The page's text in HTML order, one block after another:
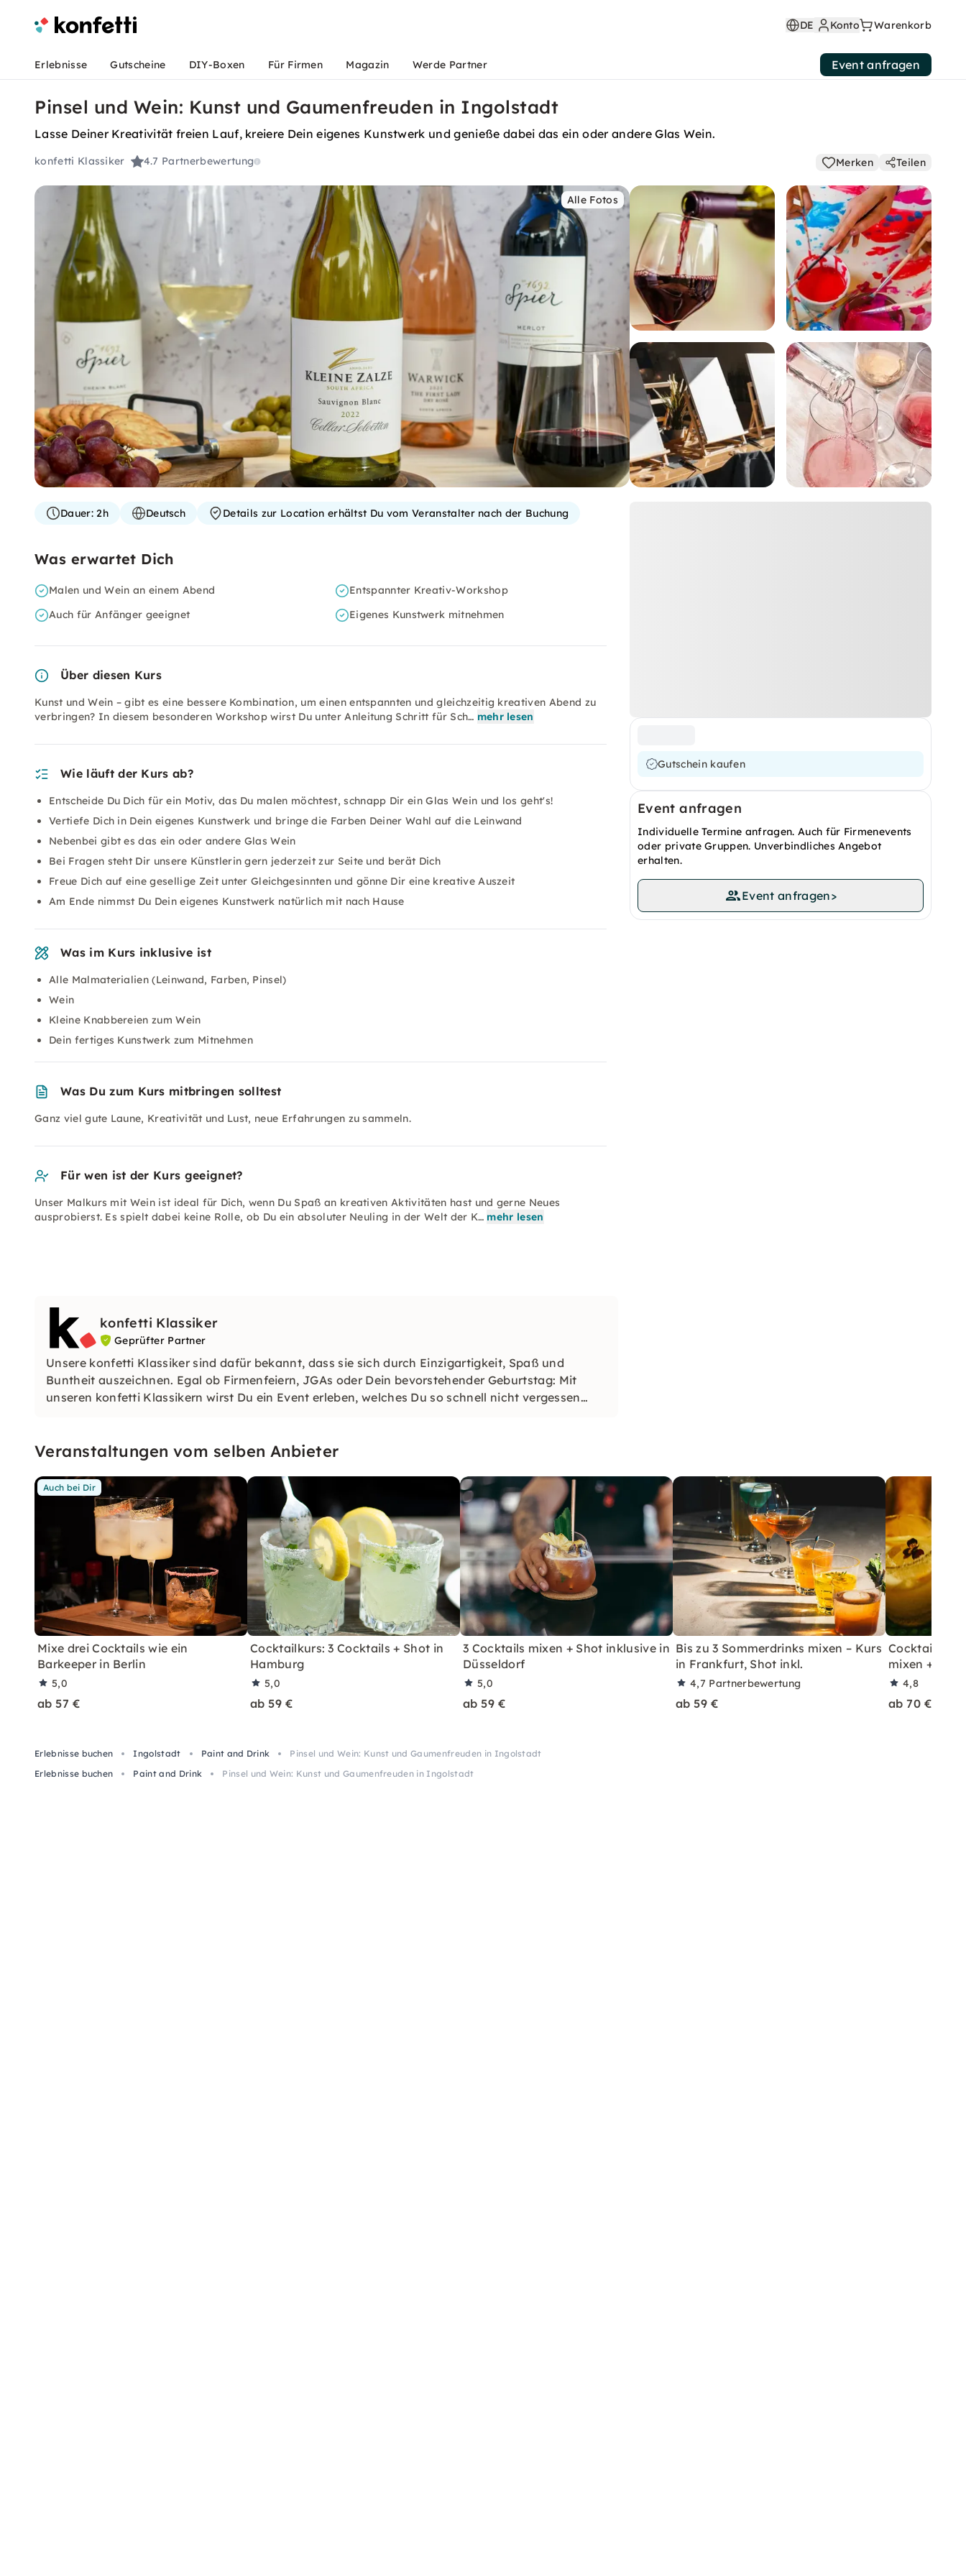
DE Konto Warenkorb
Erlebnisse Gutscheine DIY-Boxen Für Firmen Magazin Werde Partner Event anfragen
Pinsel und Wein: Kunst und Gaumenfreuden in Ingolstadt
Lasse Deiner Kreativität freien Lauf, kreiere Dein eigenes Kunstwerk und genieße dabei das ein oder andere Glas Wein.
konfetti Klassiker 4.7 Partnerbewertung Merken Teilen
Alle Fotos
Gutschein kaufen
Event anfragen
Individuelle Termine anfragen. Auch für Firmenevents
oder private Gruppen. Unverbindliches Angebot
erhalten.
Event anfragen>
Dauer:2h Deutsch Details zur Location erhältst Du vom Veranstalter nach der Buchung
Was erwartet Dich
Malen und Wein an einem Abend
Entspannter Kreativ-Workshop
Auch für Anfänger geeignet
Eigenes Kunstwerk mitnehmen
Über diesen Kurs
Kunst und Wein – gibt es eine bessere Kombination, um einen entspannten und gleichzeitig kreativen Abend zu
verbringen? In diesem besonderen Workshop wirst Du unter Anleitung Schritt für Sch… mehr lesen
Wie läuft der Kurs ab?
Entscheide Du Dich für ein Motiv, das Du malen möchtest, schnapp Dir ein Glas Wein und los geht's!
Vertiefe Dich in Dein eigenes Kunstwerk und bringe die Farben Deiner Wahl auf die Leinwand
Nebenbei gibt es das ein oder andere Glas Wein
Bei Fragen steht Dir unsere Künstlerin gern jederzeit zur Seite und berät Dich
Freue Dich auf eine gesellige Zeit unter Gleichgesinnten und gönne Dir eine kreative Auszeit
Am Ende nimmst Du Dein eigenes Kunstwerk natürlich mit nach Hause
Was im Kurs inklusive ist
Alle Malmaterialien (Leinwand, Farben, Pinsel)
Wein
Kleine Knabbereien zum Wein
Dein fertiges Kunstwerk zum Mitnehmen
Was Du zum Kurs mitbringen solltest
Ganz viel gute Laune, Kreativität und Lust, neue Erfahrungen zu sammeln.
Für wen ist der Kurs geeignet?
Unser Malkurs mit Wein ist ideal für Dich, wenn Du Spaß an kreativen Aktivitäten hast und gerne Neues
ausprobierst. Es spielt dabei keine Rolle, ob Du ein absoluter Neuling in der Welt der K… mehr lesen
konfetti Klassiker
Geprüfter Partner
Unsere konfetti Klassiker sind dafür bekannt, dass sie sich durch Einzigartigkeit, Spaß und
Buntheit auszeichnen. Egal ob Firmenfeiern, JGAs oder Dein bevorstehender Geburtstag: Mit
unseren konfetti Klassikern wirst Du ein Event erleben, welches Du so schnell nicht vergessen
Veranstaltungen vom selben Anbieter
Auch bei Dir
Mixe drei Cocktails wie ein
Barkeeper in Berlin
5,0
ab 57 €
Cocktailkurs: 3 Cocktails + Shot in
Hamburg
5,0
ab 59 €
3 Cocktails mixen + Shot inklusive in
Düsseldorf
5,0
ab 59 €
Bis zu 3 Sommerdrinks mixen – Kurs
in Frankfurt, Shot inkl.
4,7 Partnerbewertung
ab 59 €
Cocktailkurs:
mixen +
4,8
ab 70 €
Erlebnisse buchen Ingolstadt Paint and Drink
Pinsel und Wein: Kunst und Gaumenfreuden in Ingolstadt
Erlebnisse buchen
Paint and Drink Pinsel und Wein: Kunst und Gaumenfreuden in Ingolstadt